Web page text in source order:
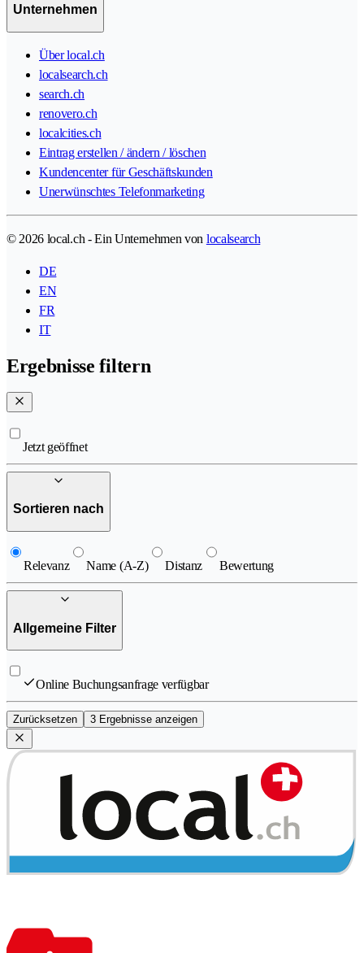
Unternehmen
Über local.ch
localsearch.ch
search.ch
renovero.ch
localcities.ch
Eintrag erstellen / ändern / löschen
Kundencenter für Geschäftskunden
Unerwünschtes Telefonmarketing
© 2026 local.ch - Ein Unternehmen von localsearch
DE
EN
FR
IT
Ergebnisse filtern
Jetzt geöffnet
Sortieren nach
Relevanz Name (A-Z) Distanz Bewertung
Allgemeine Filter
Online Buchungsanfrage verfügbar
Zurücksetzen 3 Ergebnisse anzeigen